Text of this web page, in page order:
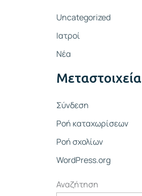
Uncategorized
Ιατροί
Νέα
Μεταστοιχεία
Σύνδεση
Ροή καταχωρίσεων
Ροή σχολίων
WordPress.org
Αναζήτηση